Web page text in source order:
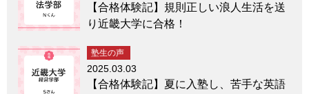
【合格体験記】規則正しい浪人生活を送
り近畿大学に合格！
塾生の声
2025.03.03
【合格体験記】夏に入塾し、苦手な英語